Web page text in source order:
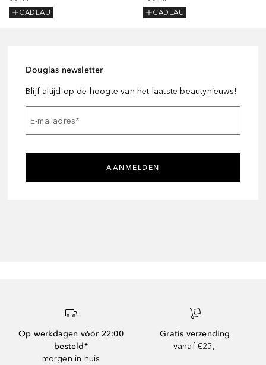
CADEAU
CADEAU
Douglas newsletter
Blijf altijd op de hoogte van het laatste beautynieuws!
E-mailadres*
AANMELDEN
Op werkdagen vóór 22:00
besteld*
morgen in huis
Gratis verzending
vanaf €25,-